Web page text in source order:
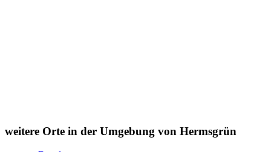
weitere Orte in der Umgebung von Hermsgrün